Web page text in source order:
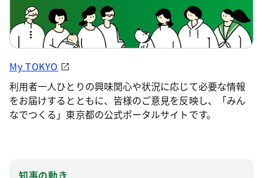
My TOKYO
利用者一人ひとりの興味関心や状況に応じて必要な情報
をお届けするとともに、皆様のご意見を反映し、「みん
なでつくる」東京都の公式ポータルサイトです。
知事の動き